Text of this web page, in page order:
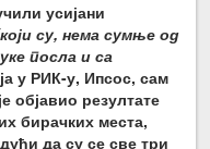
усијани
су, нема сумње од
посла и са
у РИК-у, Ипсос, сам
објавио резултате
бирачких места,
да су се све три